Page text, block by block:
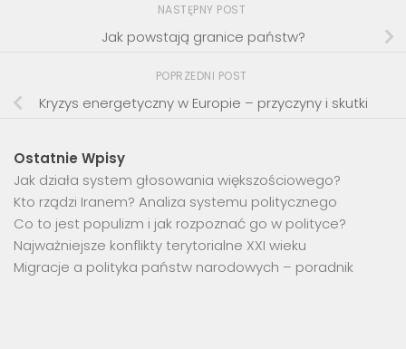
NASTĘPNY POST
Jak powstają granice państw?
POPRZEDNI POST
Kryzys energetyczny w Europie – przyczyny i skutki
Ostatnie Wpisy
Jak działa system głosowania większościowego?
Kto rządzi Iranem? Analiza systemu politycznego
Co to jest populizm i jak rozpoznać go w polityce?
Najważniejsze konflikty terytorialne XXI wieku
Migracje a polityka państw narodowych – poradnik